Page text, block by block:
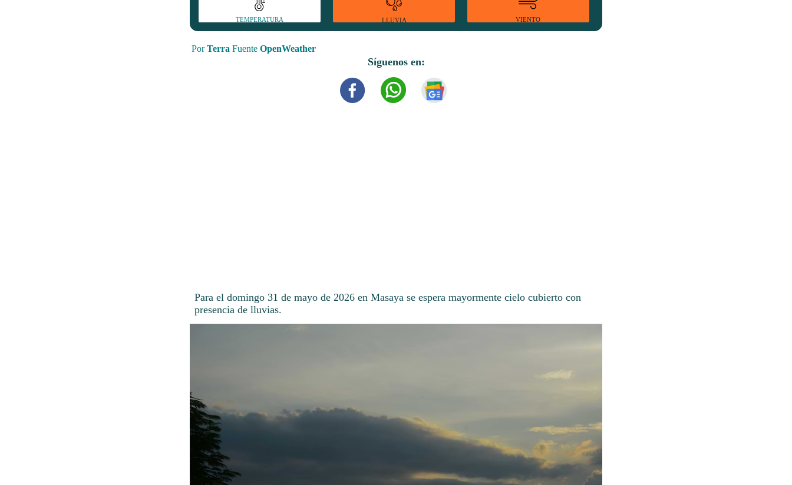
TEMPERATURA LLUVIA VIENTO
PorTerra Fuente OpenWeather
Síguenos en:
Para el domingo 31 de mayo de 2026 en Masaya se espera mayormente cielo cubierto con
presencia de lluvias.